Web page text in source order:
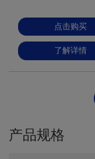
黑字
点击购买
了解详情
产品规格